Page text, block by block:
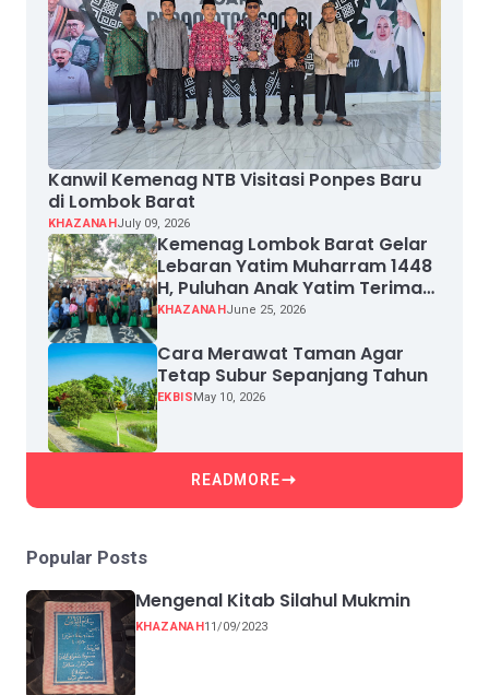
Kanwil Kemenag NTB Visitasi Ponpes Baru
di Lombok Barat
KHAZANAHJuly 09, 2026
Kemenag Lombok Barat Gelar
Lebaran Yatim Muharram 1448
H, Puluhan Anak Yatim Terima
Santunan
KHAZANAHJune 25, 2026
Cara Merawat Taman Agar
Tetap Subur Sepanjang Tahun
EKBISMay 10, 2026
READMORE
Popular Posts
Mengenal Kitab Silahul Mukmin
KHAZANAH11/09/2023